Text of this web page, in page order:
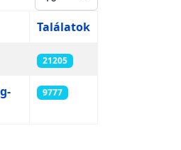
Találatok
21205
9777